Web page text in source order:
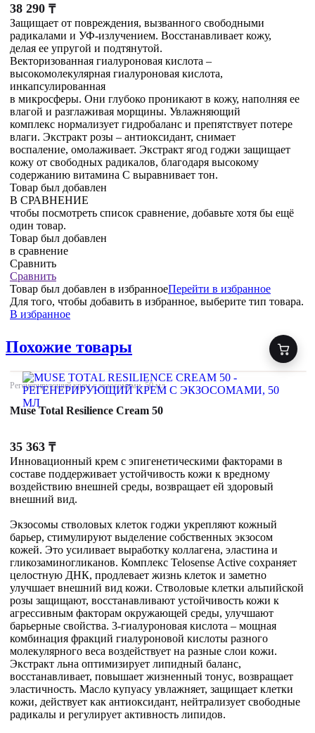
38 290 ₸
Защищает от повреждения, вызванного свободными
радикалами и УФ-излучением. Восстанавливает кожу,
делая ее упругой и подтянутой.
Векторизованная гиалуроновая кислота –
высокомолекулярная гиалуроновая кислота,
инкапсулированная
в микросферы. Они глубоко проникают в кожу, наполняя ее
влагой и разглаживая морщины. Увлажняющий
комплекс нормализует гидробаланс и препятствует потере
влаги. Экстракт розы – антиоксидант, снимает
воспаление, омолаживает. Экстракт ягод годжи защищает
кожу от свободных радикалов, благодаря высокому
содержанию витамина С выравнивает тон.
Товар был добавлен
В СРАВНЕНИЕ
чтобы посмотреть список сравнение, добавьте хотя бы ещё
один товар.
Товар был добавлен
в сравнение
Сравнить
Сравнить
Товар был добавлен в избранноеПерейти в избранное
Для того, чтобы добавить в избранное, выберите тип товара.
В избранное
Похожие товары
Регенерирующий крем с экзосомами, 50 мл
Muse Total Resilience Cream 50
35 363 ₸
Инновационный крем с эпигенетическими факторами в
составе поддерживает устойчивость кожи к вредному
воздействию внешней среды, возвращает ей здоровый
внешний вид.
Экзосомы стволовых клеток годжи укрепляют кожный
барьер, стимулируют выделение собственных экзосом
кожей. Это усиливает выработку коллагена, эластина и
гликозаминогликанов. Комплекс Telosense Active сохраняет
целостную ДНК, продлевает жизнь клеток и заметно
улучшает внешний вид кожи. Стволовые клетки альпийской
розы защищают, восстанавливают устойчивость кожи к
агрессивным факторам окружающей среды, улучшают
барьерные свойства. 3-гиалуроновая кислота – мощная
комбинация фракций гиалуроновой кислоты разного
молекулярного веса воздействует на разные слои кожи.
Экстракт льна оптимизирует липидный баланс,
восстанавливает, повышает жизненный тонус, возвращает
эластичность. Масло купуасу увлажняет, защищает клетки
кожи, действует как антиоксидант, нейтрализует свободные
радикалы и регулирует активность липидов.